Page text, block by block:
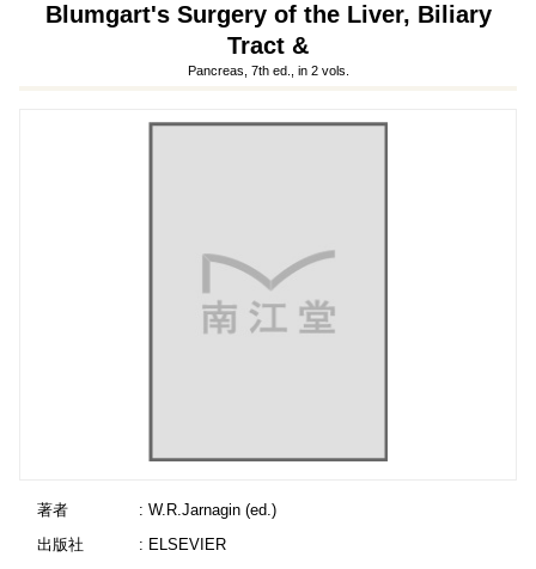
Blumgart's Surgery of the Liver, Biliary
Tract &
Pancreas, 7th ed., in 2 vols.
著者
: W.R.Jarnagin (ed.)
出版社
: ELSEVIER